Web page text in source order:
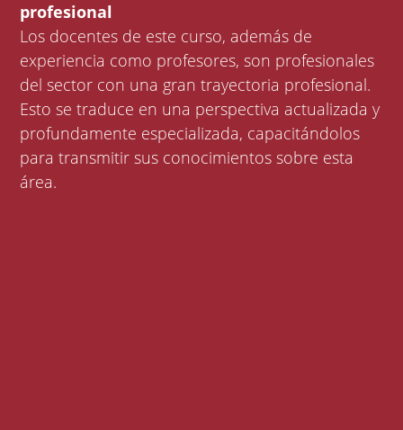
profesional
Los docentes de este curso, además de
experiencia como profesores, son profesionales
del sector con una gran trayectoria profesional.
Esto se traduce en una perspectiva actualizada y
profundamente especializada, capacitándolos
para transmitir sus conocimientos sobre esta
área.